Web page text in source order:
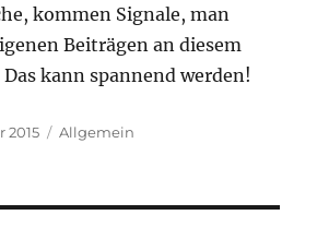
kommen Signale, man
Beiträgen an diesem
kann spannend werden!
2015 Kategorien
Allgemein